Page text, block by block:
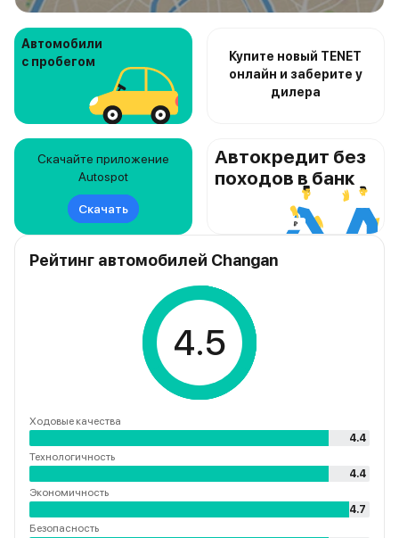
Автомобили
с пробегом
Купите новый TENET
онлайн и заберите у
дилера
Скачайте приложение
Autospot
Скачать
Автокредит без
походов в банк
Рейтинг автомобилей Changan
4.5
Ходовые качества
4.4
Технологичность
4.4
Экономичность
4.7
Безопасность